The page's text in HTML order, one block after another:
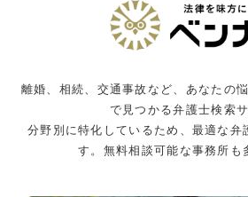
離婚、相続、交通事故など、あなたの
で見つかる弁護士検索サ
分野別に特化しているため、最適な弁
す。無料相談可能な事務所も